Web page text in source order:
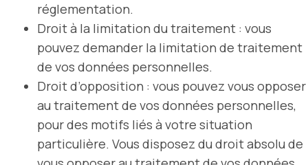
réglementation.
Droit à la limitation du traitement : vous
pouvez demander la limitation de traitement
de vos données personnelles.
Droit d’opposition : vous pouvez vous opposer
au traitement de vos données personnelles,
pour des motifs liés à votre situation
particulière. Vous disposez du droit absolu de